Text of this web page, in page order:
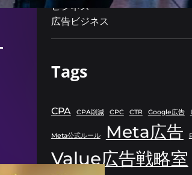
ビジネス
広告ビジネス
Tags
CPA CPA削減 CPC CTR Google広告
Meta公式ルール Meta広告
Value広告戦略室